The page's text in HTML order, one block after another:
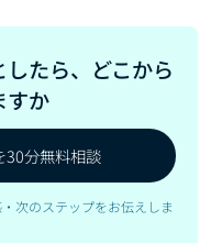
たら、どこから
すか
30分無料相談
次のステップをお伝えしま